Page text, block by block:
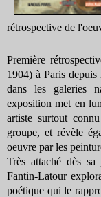
rétrospective de
Première
1904) à Paris depuis
dans les galeries
exposition met en
artiste surtout
groupe, et révèle
oeuvre par les
Très attaché dès
Fantin-Latour
poétique qui le